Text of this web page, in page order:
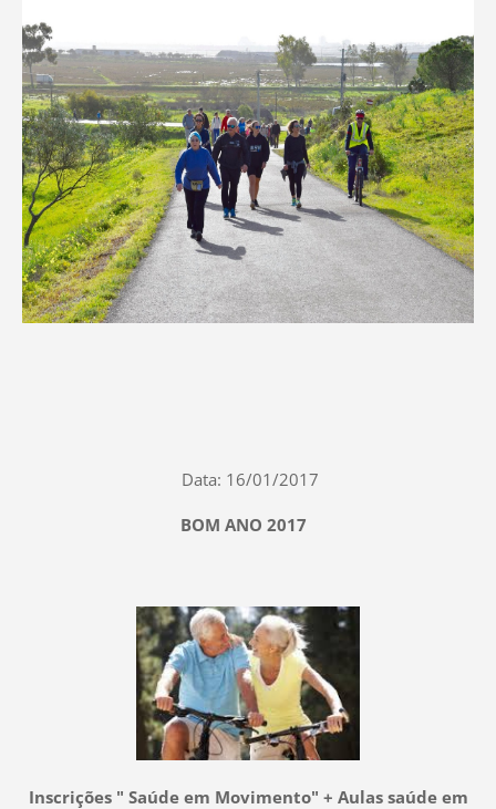
Data: 16/01/2017
BOM ANO 2017
Inscrições " Saúde em Movimento" + Aulas saúde em